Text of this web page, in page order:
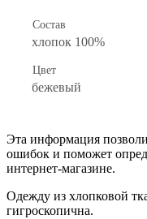
Состав
хлопок 100%
Цвет
бежевый
Эта информация
ошибок и поможет
интернет-магазине.
Одежду из хлопковой
гигроскопична.